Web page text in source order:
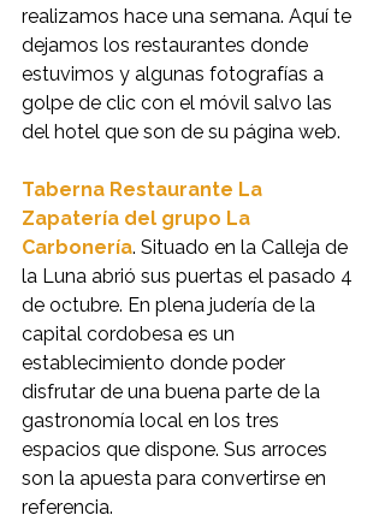
realizamos hace una semana. Aquí te
dejamos los restaurantes donde
estuvimos y algunas fotografías a
golpe de clic con el móvil salvo las
del hotel que son de su página web.
Taberna Restaurante La
Zapatería del grupo La
Carbonería. Situado en la Calleja de
la Luna abrió sus puertas el pasado 4
de octubre. En plena judería de la
capital cordobesa es un
establecimiento donde poder
disfrutar de una buena parte de la
gastronomía local en los tres
espacios que dispone. Sus arroces
son la apuesta para convertirse en
referencia.